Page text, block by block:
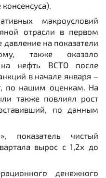
макроусловий
отрасли в первом
на показатели
также оказало
на нефть ВСТО после
в начале января –
по нашим оценкам. На
также повлиял рост
по данным
показатель чистый
вырос с 1,2х до
денежного